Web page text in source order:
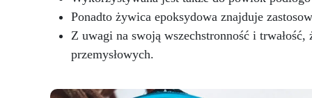
Ponadto żywica epoksydowa znajduje
Z uwagi na swoją wszechstronność i
przemysłowych.